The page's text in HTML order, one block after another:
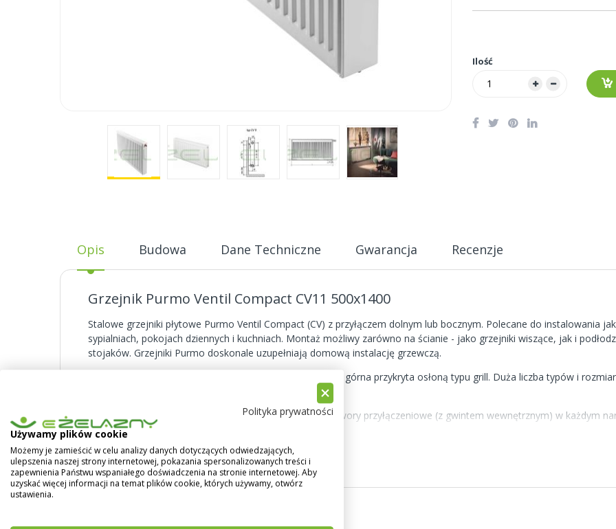
images
Ilość
Opis Budowa Dane Techniczne Gwarancja Recenzje
Grzejnik Purmo Ventil Compact CV11 500x1400
Stalowe grzejniki płytowe Purmo Ventil Compact (CV) z przyłączem dolnym lub bocznym. Polecane do instalowania
sypialniach, pokojach dziennych i kuchniach. Montaż możliwy zarówno na ścianie - jako grzejniki wiszące, jak i
stojaków. Grzejniki Purmo doskonale uzupełniają domową instalację grzewczą.
Powierzchnie boczne solidnie zabudowane, powierzchnia górna przykryta osłoną typu grill. Duża liczba typów i
Grzejniki typu CV posiadają cztery boczne i dwa dolne otwory przyłączeniowe (z gwintem wewnętrznym) w każdym
Możliwość wykonania grzejnika w dowolnym kolorze z palety RAL - na specialne życzenie klienta.
Pokaż więcej
Polityka prywatności
Używamy plików cookie
Możemy je zamieścić w celu analizy danych dotyczących odwiedzających,
ulepszenia naszej strony internetowej, pokazania spersonalizowanych treści i
zapewnienia Państwu wspaniałego doświadczenia na stronie internetowej. Aby
uzyskać więcej informacji na temat plików cookie, których używamy, otwórz
ustawienia.